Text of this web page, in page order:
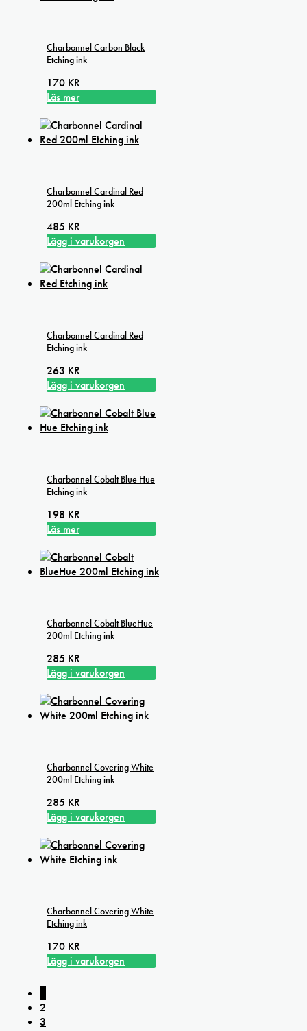
Charbonnel Carbon Black
Etching ink
170 KR
Läs mer
Charbonnel Cardinal Red
200ml Etching ink
485 KR
Lägg i varukorgen
Charbonnel Cardinal Red
Etching ink
263 KR
Lägg i varukorgen
Charbonnel Cobalt Blue Hue
Etching ink
198 KR
Läs mer
Charbonnel Cobalt BlueHue
200ml Etching ink
285 KR
Lägg i varukorgen
Charbonnel Covering White
200ml Etching ink
285 KR
Lägg i varukorgen
Charbonnel Covering White
Etching ink
170 KR
Lägg i varukorgen
2
3